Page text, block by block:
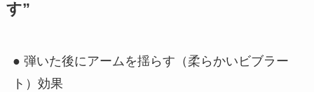
す”
● 弾いた後にアームを揺らす（柔らかいビブラー
ト）効果